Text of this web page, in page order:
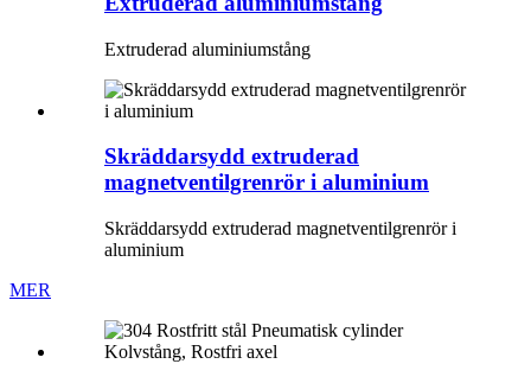
Extruderad aluminiumstång
Skräddarsydd extruderad
magnetventilgrenrör i aluminium
Skräddarsydd extruderad magnetventilgrenrör i
aluminium
MER